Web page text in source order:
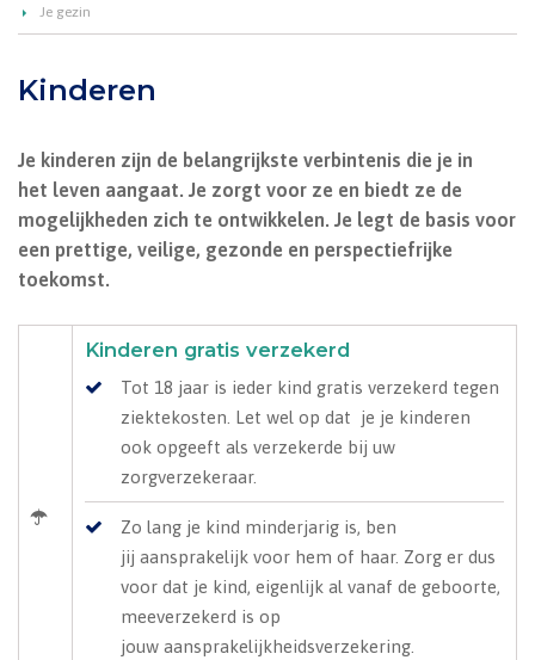
Je gezin
Kinderen
Je kinderen zijn de belangrijkste verbintenis die je in
het leven aangaat. Je zorgt voor ze en biedt ze de
mogelijkheden zich te ontwikkelen. Je legt de basis voor
een prettige, veilige, gezonde en perspectiefrijke
toekomst.
Kinderen gratis verzekerd
Tot 18 jaar is ieder kind gratis verzekerd tegen
ziektekosten. Let wel op dat je je kinderen
ook opgeeft als verzekerde bij uw
zorgverzekeraar.
Zo lang je kind minderjarig is, ben
jij aansprakelijk voor hem of haar. Zorg er dus
voor dat je kind, eigenlijk al vanaf de geboorte,
meeverzekerd is op
jouw aansprakelijkheidsverzekering.